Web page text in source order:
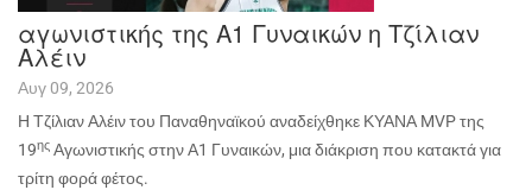
αγωνιστικής της Α1 Γυναικών η Tζίλιαν
Αλέιν
Αυγ 09, 2026
Η Τζίλιαν Αλέιν του Παναθηναϊκού αναδείχθηκε ΚΥΑΝΑ MVP της
19ης Αγωνιστικής στην Α1 Γυναικών, μια διάκριση που κατακτά για
τρίτη φορά φέτος.